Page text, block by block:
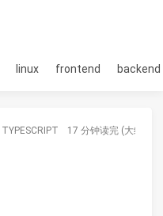
linux frontend backend
TYPESCRIPT 17 分钟读完 (大约